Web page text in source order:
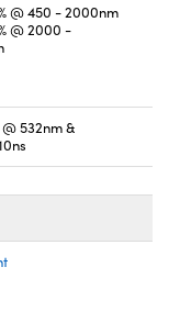
@ 450 - 2000nm
@ 2000 -
@ 532nm &